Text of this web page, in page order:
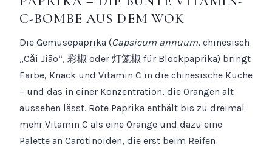
C-BOMBE AUS DEM WOK
Die Gemüsepaprika (Capsicum annuum, chinesisch
„Cǎi Jiāo“, 彩椒 oder 灯笼椒 für Blockpaprika) bringt
Farbe, Knack und Vitamin C in die chinesische Küche
– und das in einer Konzentration, die Orangen alt
aussehen lässt. Rote Paprika enthält bis zu dreimal
mehr Vitamin C als eine Orange und dazu eine
Palette an Carotinoiden, die erst beim Reifen